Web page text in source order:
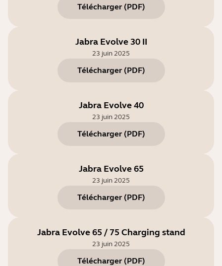
Télécharger (PDF)
Jabra Evolve 30 II
23 juin 2025
Télécharger (PDF)
Jabra Evolve 40
23 juin 2025
Télécharger (PDF)
Jabra Evolve 65
23 juin 2025
Télécharger (PDF)
Jabra Evolve 65 / 75 Charging stand
23 juin 2025
Télécharger (PDF)